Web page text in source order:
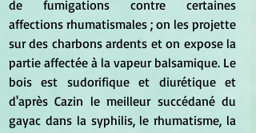
de fumigations contre certaines
affections rhumatismales ; on les projette
sur des charbons ardents et on expose la
partie affectée à la vapeur balsamique. Le
bois est sudorifique et diurétique et
d'après Cazin le meilleur succédané du
gayac dans la syphilis, le rhumatisme, la